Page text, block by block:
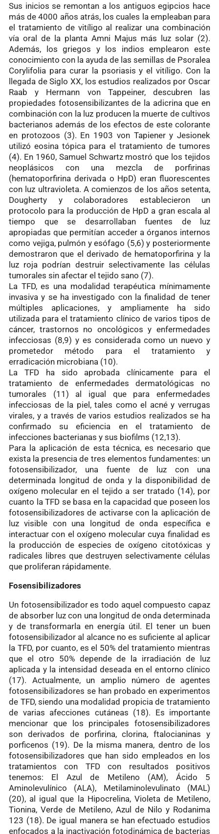
Sus inicios se remontan a los antiguos egipcios hace
más de 4000 años atrás, los cuales la empleaban para
el tratamiento de vitíligo al realizar una combinación
vía oral de la planta Amni Majus más luz solar (2).
Además, los griegos y los indios emplearon este
conocimiento con la ayuda de las semillas de Psoralea
Corylifolia para curar la psoriasis y el vitíligo. Con la
llegada de Siglo XX, los estudios realizados por Oscar
Raab y Hermann von Tappeiner, descubren las
propiedades fotosensibilizantes de la adicrina que en
combinación con la luz producen la muerte de cultivos
bacterianos además de los efectos de este colorante
en protozoos (3). En 1903 von Tapiener y Jesionek
utilizó eosina tópica para el tratamiento de tumores
(4). En 1960, Samuel Schwartz mostró que los tejidos
neoplásicos con una mezcla de porfirinas
(hematoporfirina derivada o HpD) eran fluorescentes
con luz ultravioleta. A comienzos de los años setenta,
Dougherty y colaboradores establecieron un
protocolo para la producción de HpD a gran escala al
tiempo que se desarrollaban fuentes de luz
apropiadas que permitían acceder a órganos internos
como vejiga, pulmón y esófago (5,6) y posteriormente
demostraron que el derivado de hematoporfirina y la
luz roja podrían destruir selectivamente las células
tumorales sin afectar el tejido sano (7).
La TFD, es una modalidad terapéutica mínimamente
invasiva y se ha investigado con la finalidad de tener
múltiples aplicaciones, y ampliamente ha sido
utilizada para el tratamiento clínico de varios tipos de
cáncer, trastornos no oncológicos y enfermedades
infecciosas (8,9) y es considerada como un nuevo y
prometedor método para el tratamiento y
erradicación microbiana (10).
La TFD ha sido aprobada clínicamente para el
tratamiento de enfermedades dermatológicas no
tumorales (11) al igual que para enfermedades
infecciosas de la piel, tales como el acné y verrugas
virales, y a través de varios estudios realizados se ha
confirmado su eficiencia en el tratamiento de
infecciones bacterianas y sus biofilms (12,13).
Para la aplicación de esta técnica, es necesario que
exista la presencia de tres elementos fundamentes: un
fotosensibilizador, una fuente de luz con una
determinada longitud de onda y la disponibilidad de
oxígeno molecular en el tejido a ser tratado (14), por
cuanto la TFD se basa en la capacidad que poseen los
fotosensibilizadores de activarse con la aplicación de
luz visible con una longitud de onda específica e
interactuar con el oxígeno molecular cuya finalidad es
la producción de especies de oxígeno citotóxicas y
radicales libres que destruyen selectivamente células
que proliferan rápidamente.
Fosensibilizadores
Un fotosensibilizador es todo aquel compuesto capaz
de absorber luz con una longitud de onda determinada
y de transformarla en energía útil. El tener un buen
fotosensibilizador al alcance no es suficiente al aplicar
la TFD, por cuanto, es el 50% del tratamiento mientras
que el otro 50% depende de la irradiación de luz
aplicada y la intensidad deseada en el entorno clínico
(17). Actualmente, un amplio número de agentes
fotosensibilizadores se han probado en experimentos
de TFD, siendo una modalidad propicia de tratamiento
de varias afecciones cutáneas (18). Es importante
mencionar que los principales fotosensibilizadores
son derivados de porfirina, clorina, ftalocianinas y
porficenos (19). De la misma manera, dentro de los
fotosensibilizadores que han sido empleados en los
tratamientos con TFD con resultados positivos
tenemos: El Azul de Metileno (AM), Ácido 5
Aminolevulínico (ALA), Metilaminolevulinato (MAL)
(20), al igual que la Hipocrelina, Violeta de Metileno,
Tionina, Verde de Metileno, Azul de Nilo y Rodanima
123 (18). De igual manera se han efectuado estudios
enfocados a la inactivación fotodinámica de bacterias